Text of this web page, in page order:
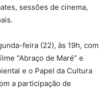
sessões de cinema,
feira (22), às 19h, com
“Abraço de Maré” e
e o Papel da Cultura
a participação de